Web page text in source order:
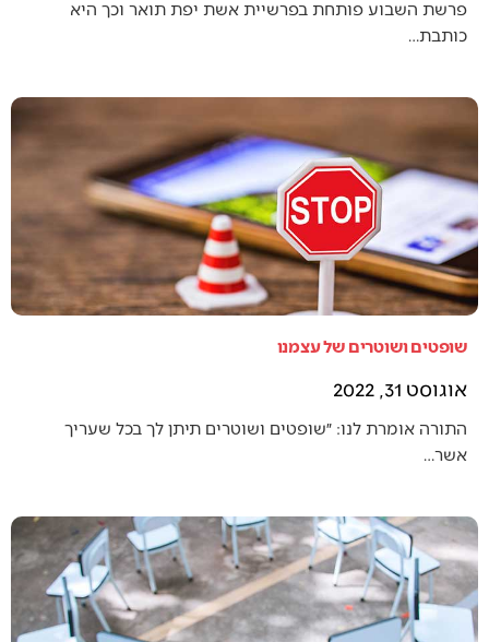
פרשת השבוע פותחת בפרשיית אשת יפת תואר וכך היא
כותבת…
שופטים ושוטרים של עצמנו
אוגוסט 31, 2022
התורה אומרת לנו: ״שופטים ושוטרים תיתן לך בכל שעריך
אשר…